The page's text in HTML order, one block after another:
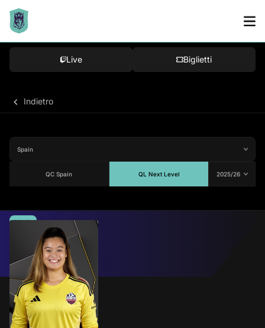
Live Biglietti
Indietro
QC Spain QL Next Level
Media